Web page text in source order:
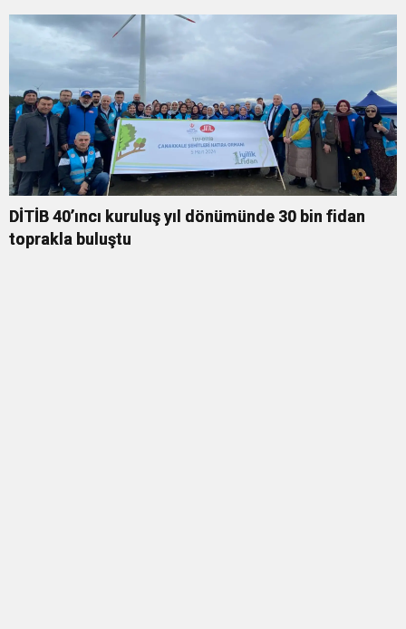
DİTİB 40’ıncı kuruluş yıl dönümünde 30 bin fidan
toprakla buluştu